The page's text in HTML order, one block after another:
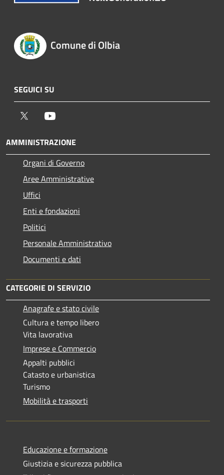
Comune di Olbia
SEGUICI SU
Twitter
AMMINISTRAZIONE
Organi di Governo
Aree Amministrative
Uffici
Enti e fondazioni
Politici
Personale Amministrativo
Documenti e dati
CATEGORIE DI SERVIZIO
Anagrafe e stato civile
Cultura e tempo libero
Vita lavorativa
Imprese e Commercio
Appalti pubblici
Catasto e urbanistica
Turismo
Mobilità e trasporti
Educazione e formazione
Giustizia e sicurezza pubblica